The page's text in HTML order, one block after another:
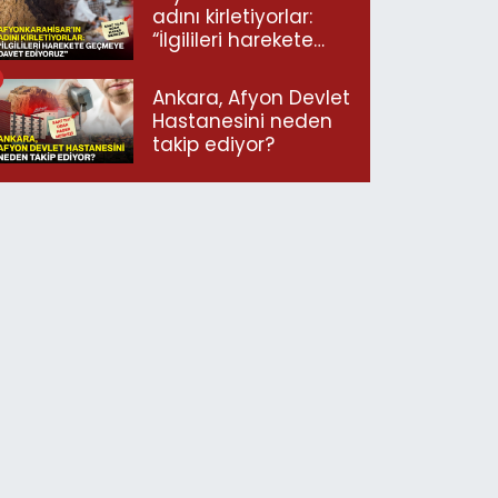
adını kirletiyorlar:
“İlgilileri harekete
ediyoruz”
Ankara, Afyon Devlet
Hastanesini neden
takip ediyor?